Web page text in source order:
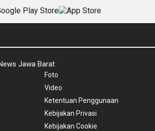
Jawa Barat
Foto
Video
Ketentuan Penggunaan
Kebijakan Privasi
Kebijakan Cookie